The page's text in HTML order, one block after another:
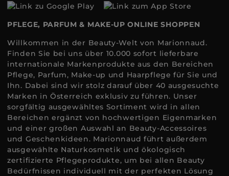
PFLEGE, PARFUM & MAKE-UP ONLINE SHOPPEN
Willkommen in der Beauty-Welt von Marionnaud.
Finden Sie bei uns über 10.000 sofort lieferbare
internationale Markenprodukte aus den Bereichen
Pflege, Parfum, Make-up und Haarpflege für Sie und
Ihn. Dabei sind wir stolz darauf über 40 ausgesuchte
Marken in Österreich exklusiv zu führen. Unser
sorgfältig ausgewähltes Sortiment wird in allen
Bereichen ergänzt von hochwertigen Eigenmarken
und einer großen Auswahl an Beauty-Accessoires
und Geschenkideen. Marionnaud führt außerdem
ausgewählte Naturkosmetik und ökologisch
zertifizierte Pflegeprodukte, um bei allen Beauty
Bedürfnissen individuell mit der perfekten Lösung